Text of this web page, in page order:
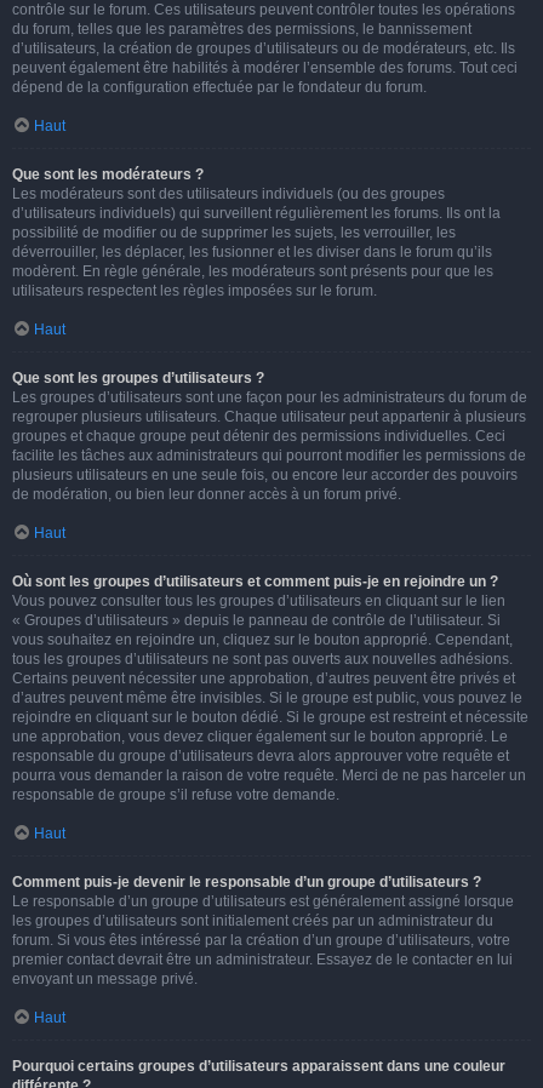
contrôle sur le forum. Ces utilisateurs peuvent contrôler toutes les opérations
du forum, telles que les paramètres des permissions, le bannissement
d’utilisateurs, la création de groupes d’utilisateurs ou de modérateurs, etc. Ils
peuvent également être habilités à modérer l’ensemble des forums. Tout ceci
dépend de la configuration effectuée par le fondateur du forum.
Haut
Que sont les modérateurs ?
Les modérateurs sont des utilisateurs individuels (ou des groupes
d’utilisateurs individuels) qui surveillent régulièrement les forums. Ils ont la
possibilité de modifier ou de supprimer les sujets, les verrouiller, les
déverrouiller, les déplacer, les fusionner et les diviser dans le forum qu’ils
modèrent. En règle générale, les modérateurs sont présents pour que les
utilisateurs respectent les règles imposées sur le forum.
Haut
Que sont les groupes d’utilisateurs ?
Les groupes d’utilisateurs sont une façon pour les administrateurs du forum de
regrouper plusieurs utilisateurs. Chaque utilisateur peut appartenir à plusieurs
groupes et chaque groupe peut détenir des permissions individuelles. Ceci
facilite les tâches aux administrateurs qui pourront modifier les permissions de
plusieurs utilisateurs en une seule fois, ou encore leur accorder des pouvoirs
de modération, ou bien leur donner accès à un forum privé.
Haut
Où sont les groupes d’utilisateurs et comment puis-je en rejoindre un ?
Vous pouvez consulter tous les groupes d’utilisateurs en cliquant sur le lien
« Groupes d’utilisateurs » depuis le panneau de contrôle de l’utilisateur. Si
vous souhaitez en rejoindre un, cliquez sur le bouton approprié. Cependant,
tous les groupes d’utilisateurs ne sont pas ouverts aux nouvelles adhésions.
Certains peuvent nécessiter une approbation, d’autres peuvent être privés et
d’autres peuvent même être invisibles. Si le groupe est public, vous pouvez le
rejoindre en cliquant sur le bouton dédié. Si le groupe est restreint et nécessite
une approbation, vous devez cliquer également sur le bouton approprié. Le
responsable du groupe d’utilisateurs devra alors approuver votre requête et
pourra vous demander la raison de votre requête. Merci de ne pas harceler un
responsable de groupe s’il refuse votre demande.
Haut
Comment puis-je devenir le responsable d’un groupe d’utilisateurs ?
Le responsable d’un groupe d’utilisateurs est généralement assigné lorsque
les groupes d’utilisateurs sont initialement créés par un administrateur du
forum. Si vous êtes intéressé par la création d’un groupe d’utilisateurs, votre
premier contact devrait être un administrateur. Essayez de le contacter en lui
envoyant un message privé.
Haut
Pourquoi certains groupes d’utilisateurs apparaissent dans une couleur